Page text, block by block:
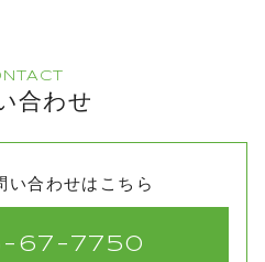
合わせ
い合わせはこちら
67-7750